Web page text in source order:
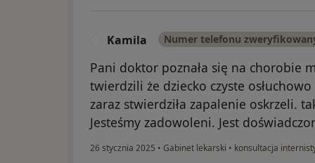
Kamila Numer telefonu
Pani doktor poznała się na chorobie
twierdzili że dziecko czyste
zaraz stwierdziła zapalenie oskrzeli.
Jesteśmy zadowoleni. Jest
26 stycznia 2025 • Gabinet lekarski • konsultacja